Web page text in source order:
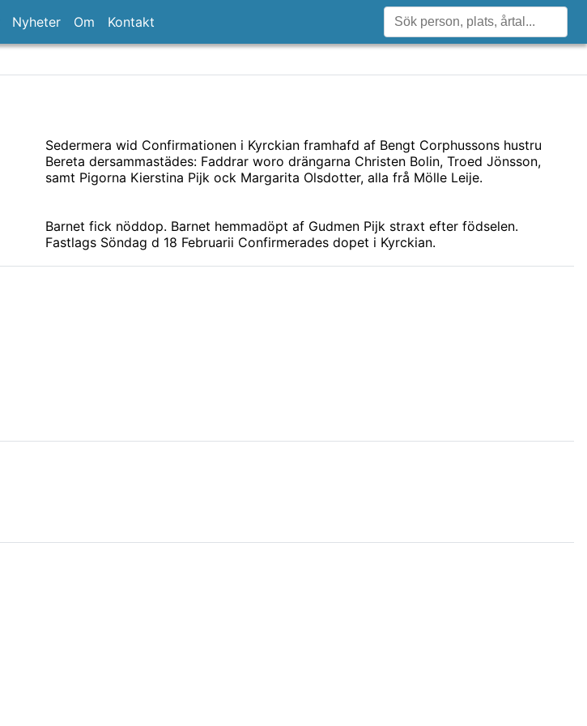
Nyheter Om Kontakt
Sedermera wid Confirmationen i Kyrckian framhafd af Bengt Corphussons hustru
Bereta dersammastädes: Faddrar woro drängarna Christen Bolin, Troed Jönsson,
samt Pigorna Kierstina Pijk ock Margarita Olsdotter, alla frå Mölle Leije.
Barnet fick nöddop. Barnet hemmadöpt af Gudmen Pijk straxt efter födselen.
Fastlags Söndag d 18 Februarii Confirmerades dopet i Kyrckian.